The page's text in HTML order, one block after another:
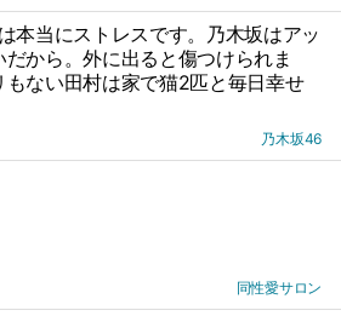
本当にストレスです。乃木坂はアッ
だから。外に出ると傷つけられま
ない田村は家で猫2匹と毎日幸せ
乃木坂46
同性愛サロン